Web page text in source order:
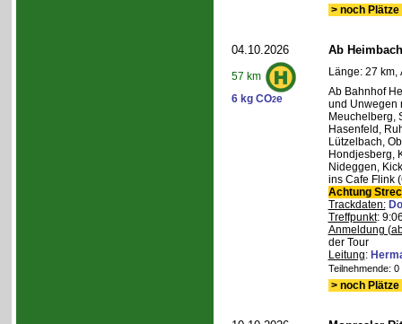
> noch
04.10.2026
57 km
6 kg CO2e
Ab
Länge: 27 km,
Ab Bahnhof
und Unwegen
Meuchelberg,
Hasenfeld,
Lützelbach,
Hondjesberg,
Nideggen,
ins Cafe Flink
Achtung
Trackdaten:
Treffpunkt:
Anmeldung
der Tour
Leitung:
Teilnehmende:
> noch